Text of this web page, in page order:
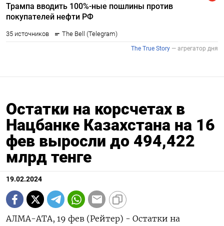
Остатки на корсчетах в
Нацбанке Казахстана на 16
фев выросли до 494,422
млрд тенге
19.02.2024
АЛМА-АТА, 19 фев (Рейтер) - Остатки на